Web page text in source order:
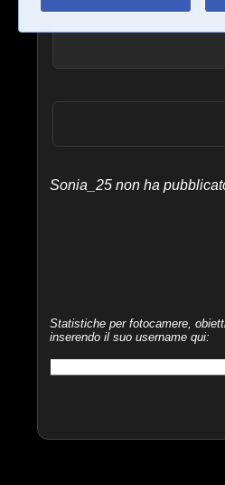
Sonia_25 non ha
Statistiche per fotocamere,
inserendo il suo username qui: